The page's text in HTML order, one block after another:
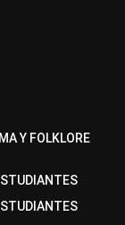
Y FOLKLORE